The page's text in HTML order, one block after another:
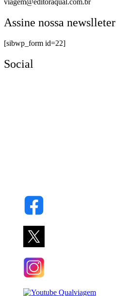
viagem@editoraqual.com.br
Assine nossa newslleter
[sibwp_form id=22]
Social